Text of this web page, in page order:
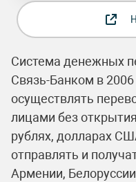
Система денежных
Связь-Банком в
осуществлять
лицами без
рублях, долларах
отправлять и
Армении,